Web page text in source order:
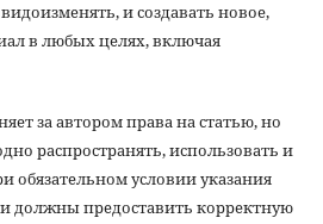
и создавать новое,
в любых целях, включая
за автором права на статью, но
распространять, использовать и
обязательном условии указания
должны предоставить корректную